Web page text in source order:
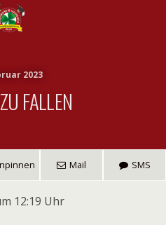
2023
FALLEN
Mail SMS
12:19 Uhr